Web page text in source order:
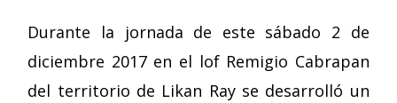
Durante la jornada de este sábado 2 de
diciembre 2017 en el lof Remigio Cabrapan
del territorio de Likan Ray se desarrolló un